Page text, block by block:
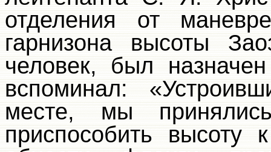
отделения от
гарнизона высоты
человек, был
вспоминал:
месте, мы
приспособить